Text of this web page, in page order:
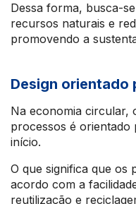
Dessa forma, busca-
recursos naturais e
promovendo a
Design orientado
Na economia circular,
processos é orientado
início.
O que significa que os
acordo com a
reutilização e